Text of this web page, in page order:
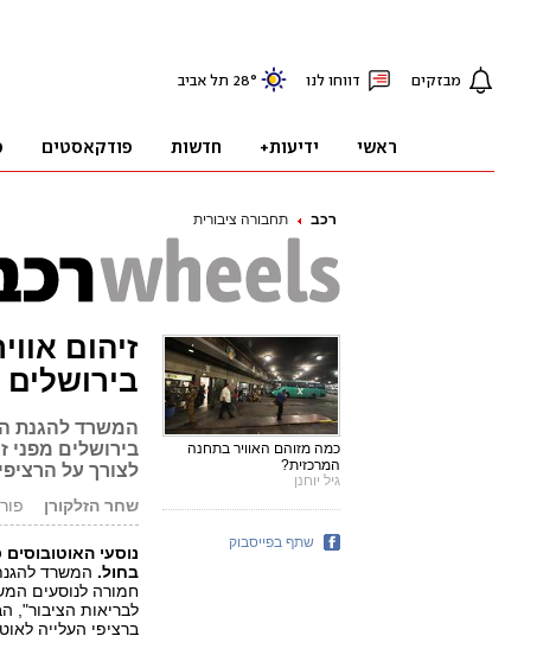
רכב תחבורה ציבורית
זיהום
בירושלים
המשרד להגנת
בירושלים מפני
לצורך על
שחר הזלקורן פורסם:
נוסעי
בחול. המשרד
חמורה לנוסעים
לבריאות הציבור",
ברציפי העלייה
כמה מזוהם האוויר בתחנה
המרכזית?
גיל יוחנן
שתף בפייסבוק